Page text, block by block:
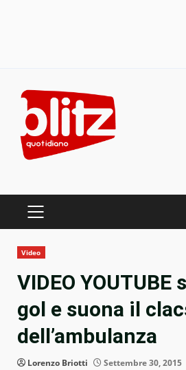
content
PRIMARY
Video
VIDEO YOUTUBE
gol e suona il
dell’ambulanza
Lorenzo Briotti Settembre 30, 2015